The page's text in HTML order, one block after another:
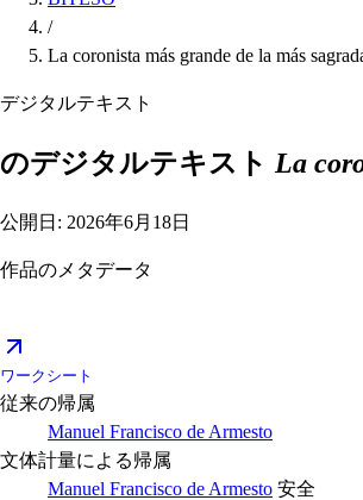
/
La coronista más grande de la más
デジタルテキスト
のデジタルテキスト La
公開日: 2026年6月18日
作品のメタデータ
ワークシート
従来の帰属
Manuel Francisco de Armesto
文体計量による帰属
Manuel Francisco de Armesto 安全